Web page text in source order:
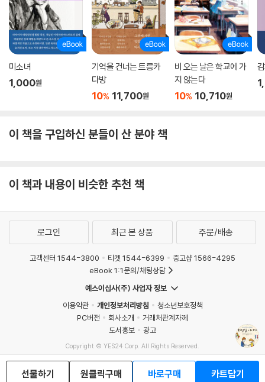
미소녀
1,000원
기억을 건너는 트릉카
다방
10% 11,700원
비 오는 날은 학교에 가
지 않는다
10% 10,710원
이 책을 구입하신 분들이 산 분야 책
이 책과 내용이 비슷한 추천 책
선물하기 원클릭구매 바로구매 카트담기
로그인 최근 본 상품 주문/배송
고객센터 1544-3800 티켓 1544-6399
중고샵 1566-4295
eBook 1:1문의/채팅상담
예스이십사(주) 사업자 정보
이용약관
개인정보처리방침
청소년보호정책
PC버전
회사소개
거래처관계자께
도서홍보
광고
Copyright © YES24 Corp. All Rights Reserved.